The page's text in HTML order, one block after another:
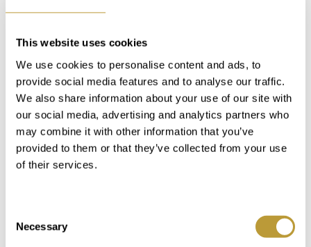
This website uses cookies
We use cookies to personalise content and ads, to
provide social media features and to analyse our traffic.
We also share information about your use of our site with
our social media, advertising and analytics partners who
may combine it with other information that you’ve
provided to them or that they’ve collected from your use
of their services.
Selection
Necessary
RESERVE
RET
6000 m2
Område
819 m 2
Ejendom
34800 m
Område
371 m 2
Ejendom
4 4